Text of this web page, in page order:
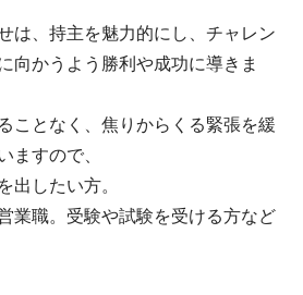
は、持主を魅力的にし、チャレン
向かうよう勝利や成功に導きま
ことなく、焦りからくる緊張を緩
ますので、
出したい方。
業職。受験や試験を受ける方など